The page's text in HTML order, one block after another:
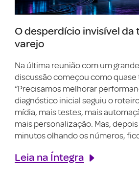
O desperdício invisível da
varejo
Na última reunião com um
discussão começou como
“Precisamos melhorar
diagnóstico inicial seguiu o
mídia, mais testes, mais
mais personalização. Mas,
minutos olhando os números,
Leia na Íntegra